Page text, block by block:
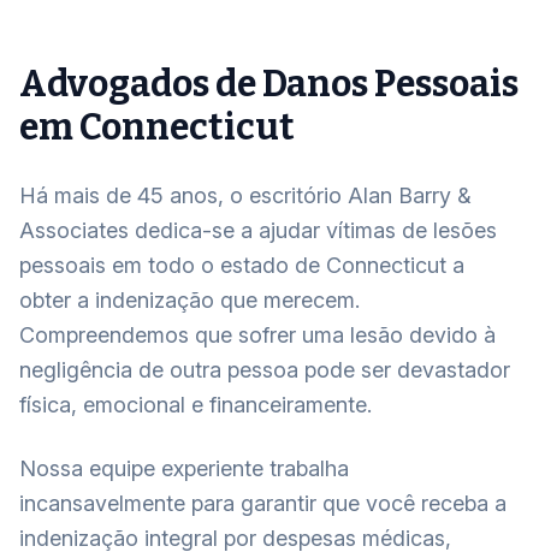
Advogados de Danos Pessoais
em Connecticut
Há mais de 45 anos, o escritório Alan Barry &
Associates dedica-se a ajudar vítimas de lesões
pessoais em todo o estado de Connecticut a
obter a indenização que merecem.
Compreendemos que sofrer uma lesão devido à
negligência de outra pessoa pode ser devastador
física, emocional e financeiramente.
Nossa equipe experiente trabalha
incansavelmente para garantir que você receba a
indenização integral por despesas médicas,